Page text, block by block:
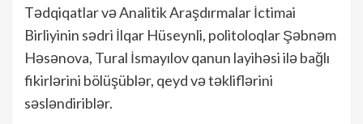
Tədqiqatlar və Analitik Araşdırmalar İctimai
Birliyinin sədri İlqar Hüseynli, politoloqlar Şəbnəm
Həsənova, Tural İsmayılov qanun layihəsi ilə bağlı
fikirlərini bölüşüblər, qeyd və təkliflərini
səsləndiriblər.